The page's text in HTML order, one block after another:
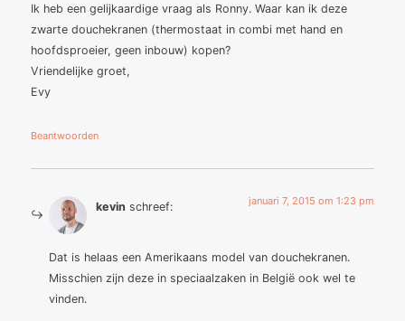
Ik heb een gelijkaardige vraag als Ronny. Waar kan ik deze
zwarte douchekranen (thermostaat in combi met hand en
hoofdsproeier, geen inbouw) kopen?
Vriendelijke groet,
Evy
Beantwoorden
kevin schreef: januari 7, 2015 om 1:23 pm
Dat is helaas een Amerikaans model van douchekranen.
Misschien zijn deze in speciaalzaken in België ook wel te
vinden.